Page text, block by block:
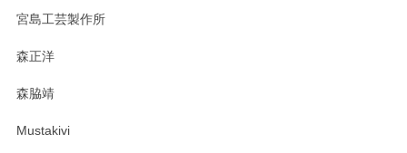
おかけしました。 ありがとうございます。
宮島工芸製作所
森正洋
森脇靖
Mustakivi